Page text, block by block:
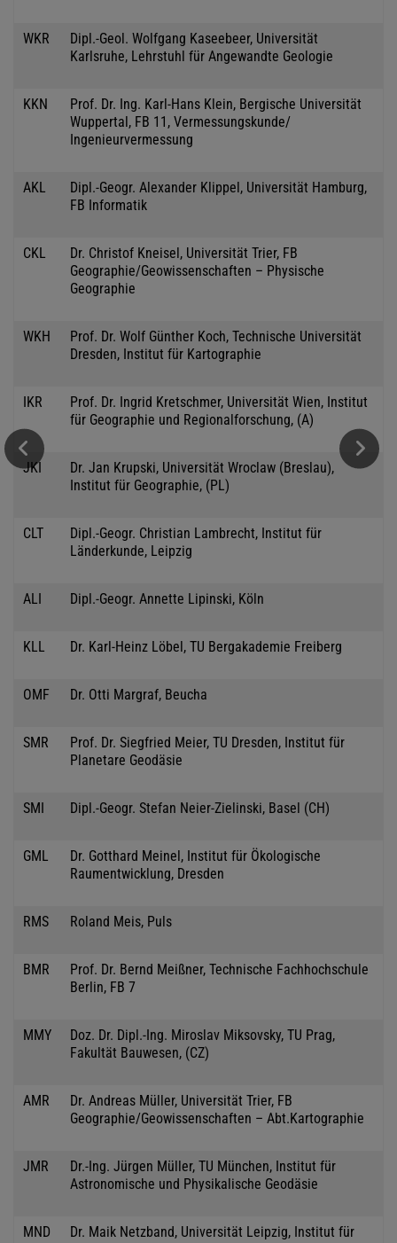
WKR
Dipl.-Geol. Wolfgang Kaseebeer, Universität
Karlsruhe, Lehrstuhl für Angewandte Geologie
KKN
Prof. Dr. Ing. Karl-Hans Klein, Bergische Universität
Wuppertal, FB 11, Vermessungskunde/
Ingenieurvermessung
AKL
Dipl.-Geogr. Alexander Klippel, Universität Hamburg,
FB Informatik
CKL
Dr. Christof Kneisel, Universität Trier, FB
Geographie/Geowissenschaften – Physische
Geographie
WKH
Prof. Dr. Wolf Günther Koch, Technische Universität
Dresden, Institut für Kartographie
IKR
Prof. Dr. Ingrid Kretschmer, Universität Wien, Institut
für Geographie und Regionalforschung, (A)
JKI
Dr. Jan Krupski, Universität Wroclaw (Breslau),
Institut für Geographie, (PL)
CLT
Dipl.-Geogr. Christian Lambrecht, Institut für
Länderkunde, Leipzig
ALI Dipl.-Geogr. Annette Lipinski, Köln
KLL Dr. Karl-Heinz Löbel, TU Bergakademie Freiberg
OMF Dr. Otti Margraf, Beucha
SMR
Prof. Dr. Siegfried Meier, TU Dresden, Institut für
Planetare Geodäsie
SMI Dipl.-Geogr. Stefan Neier-Zielinski, Basel (CH)
GML
Dr. Gotthard Meinel, Institut für Ökologische
Raumentwicklung, Dresden
RMS Roland Meis, Puls
BMR
Prof. Dr. Bernd Meißner, Technische Fachhochschule
Berlin, FB 7
MMY
Doz. Dr. Dipl.-Ing. Miroslav Miksovsky, TU Prag,
Fakultät Bauwesen, (CZ)
AMR
Dr. Andreas Müller, Universität Trier, FB
Geographie/Geowissenschaften – Abt.Kartographie
JMR
Dr.-Ing. Jürgen Müller, TU München, Institut für
Astronomische und Physikalische Geodäsie
MND
Dr. Maik Netzband, Universität Leipzig, Institut für